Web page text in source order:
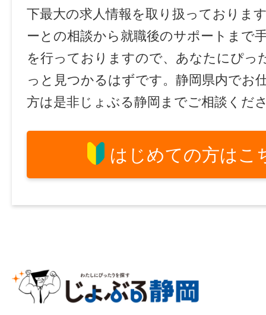
下最大の求人情報を取り扱っておりま
ーとの相談から就職後のサポートまで
を行っておりますので、あなたにぴっ
っと見つかるはずです。静岡県内でお
方は是非じょぶる静岡までご相談くだ
はじめての方はこ